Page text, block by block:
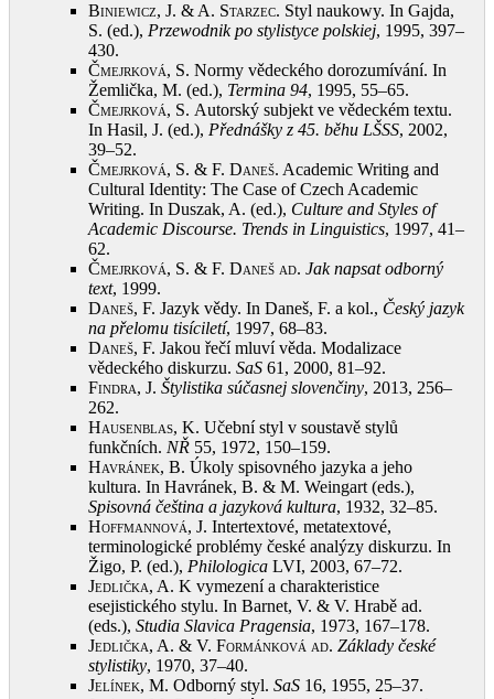
Biniewicz, J. & A. Starzec. Styl naukowy. In Gajda,
S. (ed.), Przewodnik po stylistyce polskiej, 1995, 397–
430.
Čmejrková, S. Normy vědeckého dorozumívání. In
Žemlička, M. (ed.), Termina 94, 1995, 55–65.
Čmejrková, S. Autorský subjekt ve vědeckém textu.
In Hasil, J. (ed.), Přednášky z 45. běhu LŠSS, 2002,
39–52.
Čmejrková, S. & F. Daneš. Academic Writing and
Cultural Identity: The Case of Czech Academic
Writing. In Duszak, A. (ed.), Culture and Styles of
Academic Discourse. Trends in Linguistics, 1997, 41–
62.
Čmejrková, S. & F. Daneš ad. Jak napsat odborný
text, 1999.
Daneš, F. Jazyk vědy. In Daneš, F. a kol., Český jazyk
na přelomu tisíciletí, 1997, 68–83.
Daneš, F. Jakou řečí mluví věda. Modalizace
vědeckého diskurzu. SaS 61, 2000, 81–92.
Findra, J. Štylistika súčasnej slovenčiny, 2013, 256–
262.
Hausenblas, K. Učební styl v soustavě stylů
funkčních. NŘ 55, 1972, 150–159.
Havránek, B. Úkoly spisovného jazyka a jeho
kultura. In Havránek, B. & M. Weingart (eds.),
Spisovná čeština a jazyková kultura, 1932, 32–85.
Hoffmannová, J. Intertextové, metatextové,
terminologické problémy české analýzy diskurzu. In
Žigo, P. (ed.), Philologica LVI, 2003, 67–72.
Jedlička, A. K vymezení a charakteristice
esejistického stylu. In Barnet, V. & V. Hrabě ad.
(eds.), Studia Slavica Pragensia, 1973, 167–178.
Jedlička, A. & V. Formánková ad. Základy české
stylistiky, 1970, 37–40.
Jelínek, M. Odborný styl. SaS 16, 1955, 25–37.